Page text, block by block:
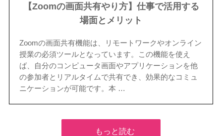
【Zoomの画面共有やり方】仕事で活用する
場面とメリット
Zoomの画面共有機能は、リモートワークやオンライン
授業の必須ツールとなっています。この機能を使え
ば、自分のコンピュータ画面やアプリケーションを他
の参加者とリアルタイムで共有でき、効果的なコミュ
ニケーションが可能です。本 …
もっと読む